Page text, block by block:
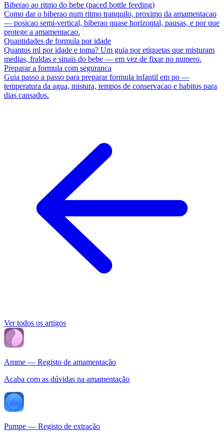
Biberao ao ritmo do bebe (paced bottle feeding)
Como dar o biberao num ritmo tranquilo, proximo da amamentacao
— posicao semi-vertical, biberao quase horizontal, pausas, e por que
protege a amamentacao.
Quantidades de formula por idade
Quantos ml por idade e toma? Um guia por etiquetas que misturam
medias, fraldas e sinais do bebe — em vez de fixar no numero.
Preparar a formula com seguranca
Guia passo a passo para preparar formula infantil em po —
temperatura da agua, mistura, tempos de conservacao e habitos para
dias cansados.
Ver todos os artigos
Amme — Registo de amamentação
Acaba com as dúvidas na amamentação
Pumpe — Registo de extração